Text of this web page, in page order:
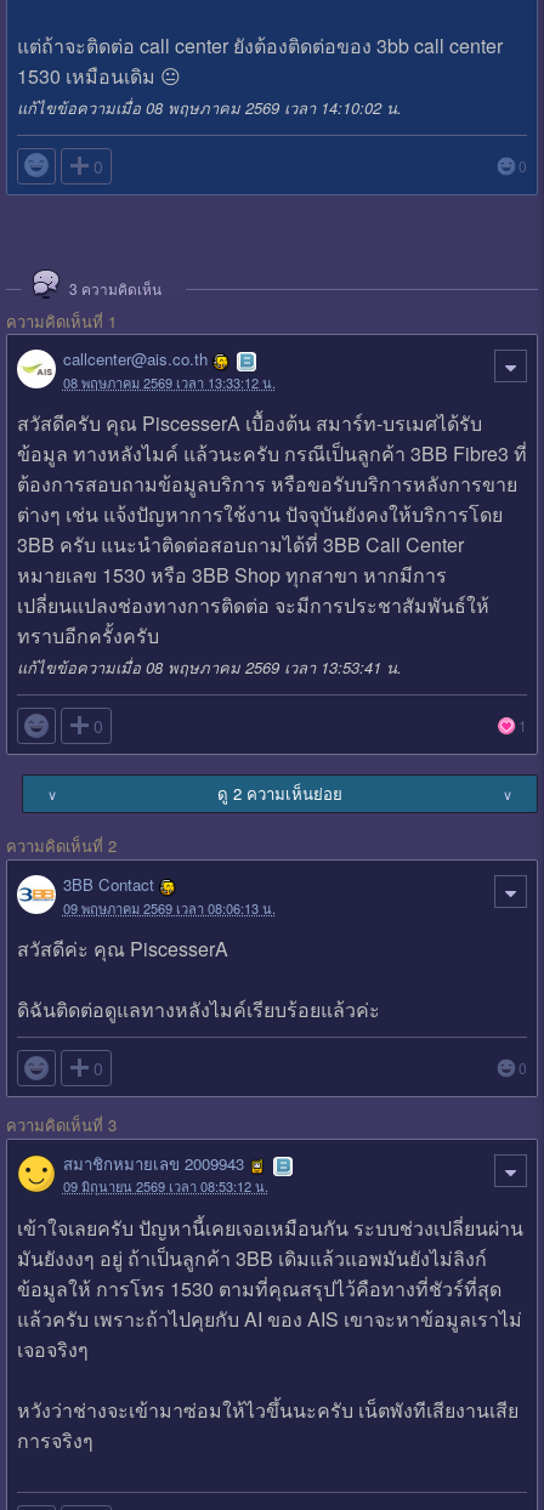
แต่ถ้าจะติดต่อ call center ยังต้องติดต่อของ 3bb call center
1530 เหมือนเดิม 😐
แก้ไขข้อความเมื่อ 08 พฤษภาคม 2569 เวลา 14:10:02 น.
 0 0
3 ความคิดเห็น
ความคิดเห็นที่ 1
callcenter@ais.co.th
08 พฤษภาคม 2569 เวลา 13:33:12 น.
สวัสดีครับ คุณ PiscesserA เบื้องต้น สมาร์ท-บรเมศได้รับ
ข้อมูล ทางหลังไมค์ แล้วนะครับ กรณีเป็นลูกค้า 3BB Fibre3 ที่
ต้องการสอบถามข้อมูลบริการ หรือขอรับบริการหลังการขาย
ต่างๆ เช่น แจ้งปัญหาการใช้งาน ปัจจุบันยังคงให้บริการโดย
3BB ครับ แนะนำติดต่อสอบถามได้ที่ 3BB Call Center
หมายเลข 1530 หรือ 3BB Shop ทุกสาขา หากมีการ
เปลี่ยนแปลงช่องทางการติดต่อ จะมีการประชาสัมพันธ์ให้
ทราบอีกครั้งครับ
แก้ไขข้อความเมื่อ 08 พฤษภาคม 2569 เวลา 13:53:41 น.
 0 1
∨ ดู 2 ความเห็นย่อย ∨
ความคิดเห็นที่ 2
3BB Contact
09 พฤษภาคม 2569 เวลา 08:06:13 น.
สวัสดีค่ะ คุณ PiscesserA
ดิฉันติดต่อดูแลทางหลังไมค์เรียบร้อยแล้วค่ะ
 0 0
ความคิดเห็นที่ 3
สมาชิกหมายเลข 2009943
09 มิถุนายน 2569 เวลา 08:53:12 น.
เข้าใจเลยครับ ปัญหานี้เคยเจอเหมือนกัน ระบบช่วงเปลี่ยนผ่าน
มันยังงงๆ อยู่ ถ้าเป็นลูกค้า 3BB เดิมแล้วแอพมันยังไม่ลิงก์
ข้อมูลให้ การโทร 1530 ตามที่คุณสรุปไว้คือทางที่ชัวร์ที่สุด
แล้วครับ เพราะถ้าไปคุยกับ AI ของ AIS เขาจะหาข้อมูลเราไม่
เจอจริงๆ
หวังว่าช่างจะเข้ามาซ่อมให้ไวขึ้นนะครับ เน็ตพังทีเสียงานเสีย
การจริงๆ